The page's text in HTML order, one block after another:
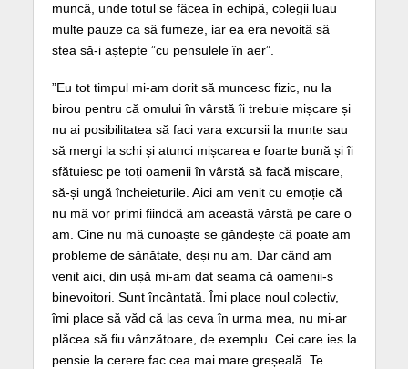
muncă, unde totul se făcea în echipă, colegii luau
multe pauze ca să fumeze, iar ea era nevoită să
stea să-i aștepte ”cu pensulele în aer”.
”Eu tot timpul mi-am dorit să muncesc fizic, nu la
birou pentru că omului în vârstă îi trebuie mișcare și
nu ai posibilitatea să faci vara excursii la munte sau
să mergi la schi și atunci mișcarea e foarte bună și îi
sfătuiesc pe toți oamenii în vârstă să facă mișcare,
să-și ungă încheieturile. Aici am venit cu emoție că
nu mă vor primi fiindcă am această vârstă pe care o
am. Cine nu mă cunoaște se gândește că poate am
probleme de sănătate, deși nu am. Dar când am
venit aici, din ușă mi-am dat seama că oamenii-s
binevoitori. Sunt încântată. Îmi place noul colectiv,
îmi place să văd că las ceva în urma mea, nu mi-ar
plăcea să fiu vânzătoare, de exemplu. Cei care ies la
pensie la cerere fac cea mai mare greșeală. Te